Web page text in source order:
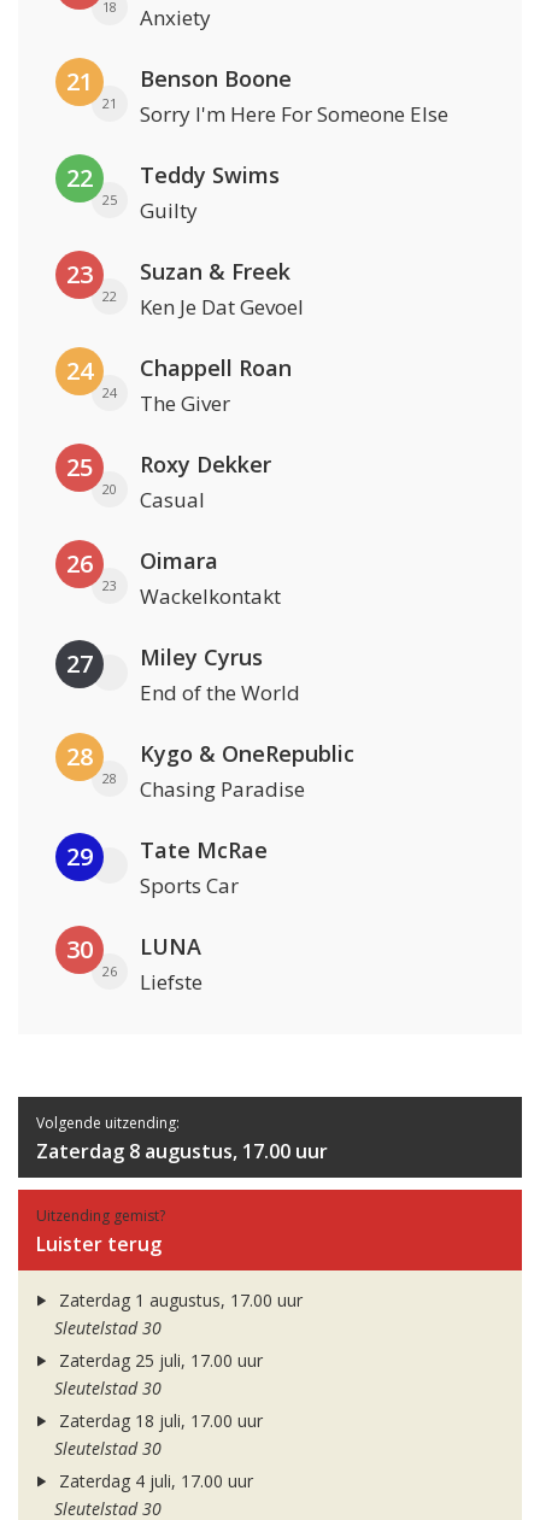
18 Anxiety
21
21
Benson Boone
Sorry I'm Here For Someone Else
22
25
Teddy Swims
Guilty
23
22
Suzan & Freek
Ken Je Dat Gevoel
24
24
Chappell Roan
The Giver
25
20
Roxy Dekker
Casual
26
23
Oimara
Wackelkontakt
27 Miley Cyrus
End of the World
28
28
Kygo & OneRepublic
Chasing Paradise
29 Tate McRae
Sports Car
30
26
LUNA
Liefste
Volgende uitzending:
Zaterdag 8 augustus, 17.00 uur
Uitzending gemist?
Luister terug
Zaterdag 1 augustus, 17.00 uur
Sleutelstad 30
Zaterdag 25 juli, 17.00 uur
Sleutelstad 30
Zaterdag 18 juli, 17.00 uur
Sleutelstad 30
Zaterdag 4 juli, 17.00 uur
Sleutelstad 30